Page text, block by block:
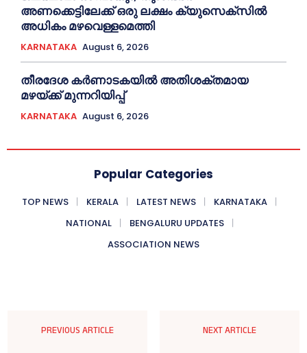
അണക്കെട്ടിലേക്ക് ഒരു ലക്ഷം ക്യുസെക്സില്‍
അധികം മഴവെള്ളമെത്തി
KARNATAKA August 6, 2026
തീരദേശ കർണാടകയിൽ അതിശക്തമായ
മഴയ്ക്ക് മുന്നറിയിപ്പ്
KARNATAKA August 6, 2026
Popular Categories
TOP NEWS KERALA LATEST NEWS
KARNATAKA
NATIONAL
BENGALURU UPDATES
ASSOCIATION NEWS
PREVIOUS ARTICLE NEXT ARTICLE